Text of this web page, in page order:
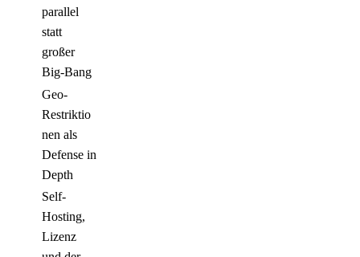
parallel
statt
großer
Big-Bang
Geo-
Restriktio
nen als
Defense in
Depth
Self-
Hosting,
Lizenz